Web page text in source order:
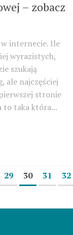
– zobacz
internecie. Ile
wyrazistych,
szukają
ale najczęściej
stronie
to taka która...
29 30 31
32